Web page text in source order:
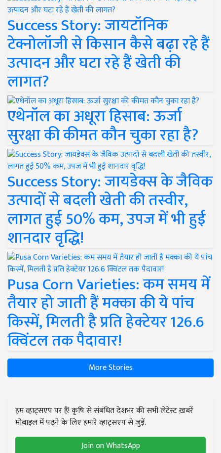
Success Story: जायटॉनिक
टेक्नोलॉजी से किसान कैसे बढ़ा रहे हैं
उत्पादन और घटा रहे हैं खेती की
लागत?
एथेनॉल का अधूरा हिसाब: ऊर्जा
सुरक्षा की कीमत कौन चुका रहा है?
Success Story: जायडेक्स के जैविक
उत्पादों से बदली खेती की तस्वीर,
लागत हुई 50% कम, उपज में भी हुई
शानदार वृद्धि!
Pusa Corn Varieties: कम समय में
तैयार हो जाती हैं मक्का की ये पांच
किस्में, मिलती है प्रति हेक्टेयर 126.6
क्विंटल तक पैदावार!
More Stories
हम व्हाट्सएप पर हैं! कृषि से संबंधित देशभर की सभी लेटेस्ट ख़बरें
मोबाइल में पढ़ने के लिए हमारे व्हाट्सएप से जुड़ें.
Join on WhatsApp